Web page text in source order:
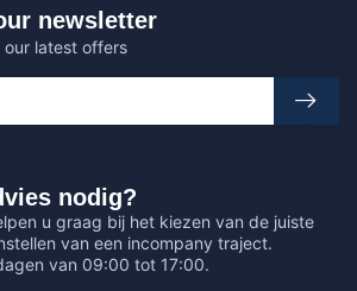
nodig?
u graag bij het kiezen van de juiste
van een incompany traject.
van 09:00 tot 17:00.
newsletter
latest offers